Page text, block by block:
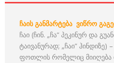
ჩაის განმარტება ვიწრო
ჩაი (ჩინ. „ჩა“ პეკინურ და
ტაივანურად; „ჩაი“ ჰინდიზე)
ფოთლის რომელიც მიიღება